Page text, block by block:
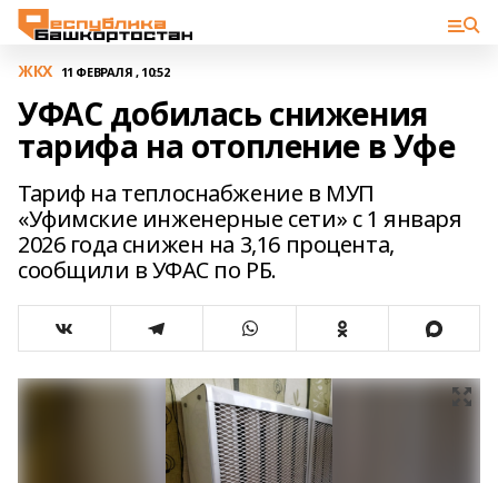
ЖКХ 11 ФЕВРАЛЯ , 10:52
УФАС добилась снижения
тарифа на отопление в Уфе
Тариф на теплоснабжение в МУП
«Уфимские инженерные сети» с 1 января
2026 года снижен на 3,16 процента,
сообщили в УФАС по РБ.